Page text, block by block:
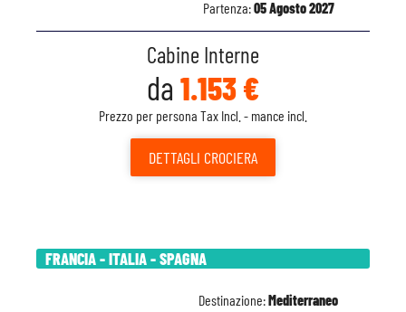
Partenza:05 Agosto 2027
Cabine Interne
da 1.153 €
Prezzo per persona Tax Incl. - mance incl.
DETTAGLI CROCIERA
FRANCIA - ITALIA - SPAGNA
Destinazione:Mediterraneo